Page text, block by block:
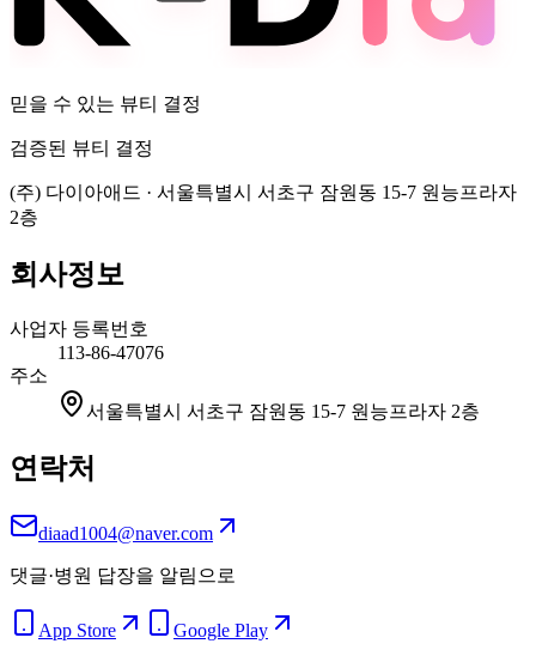
믿을 수 있는 뷰티 결정
검증된 뷰티 결정
(주) 다이아애드 · 서울특별시 서초구 잠원동 15-7 원능프라자
2층
회사정보
사업자 등록번호
113-86-47076
주소
서울특별시 서초구 잠원동 15-7 원능프라자 2층
연락처
diaad1004@naver.com
댓글·병원 답장을 알림으로
App Store Google Play